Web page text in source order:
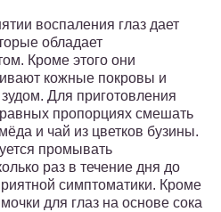
воспаления глаз дает
обладает
Кроме этого они
кожные покровы и
Для приготовления
пропорциях смешать
и чай из цветков бузины.
промывать
раз в течение дня до
симптоматики. Кроме
для глаз на основе сока